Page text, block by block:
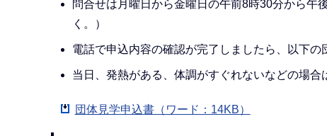
問合せは月曜日から金曜日の午前8時30分から午
く。）
電話で申込内容の確認が完了しましたら、以下の
当日、発熱がある、体調がすぐれないなどの場合
団体見学申込書（ワード：14KB）